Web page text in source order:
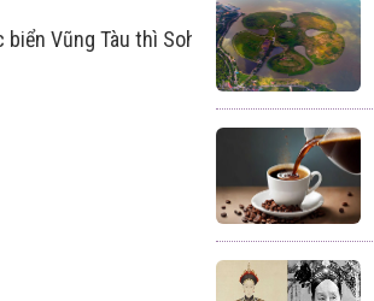
Vũng Tàu thì Soho Coffee Đường Hạ